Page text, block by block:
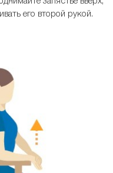
его второй рукой.